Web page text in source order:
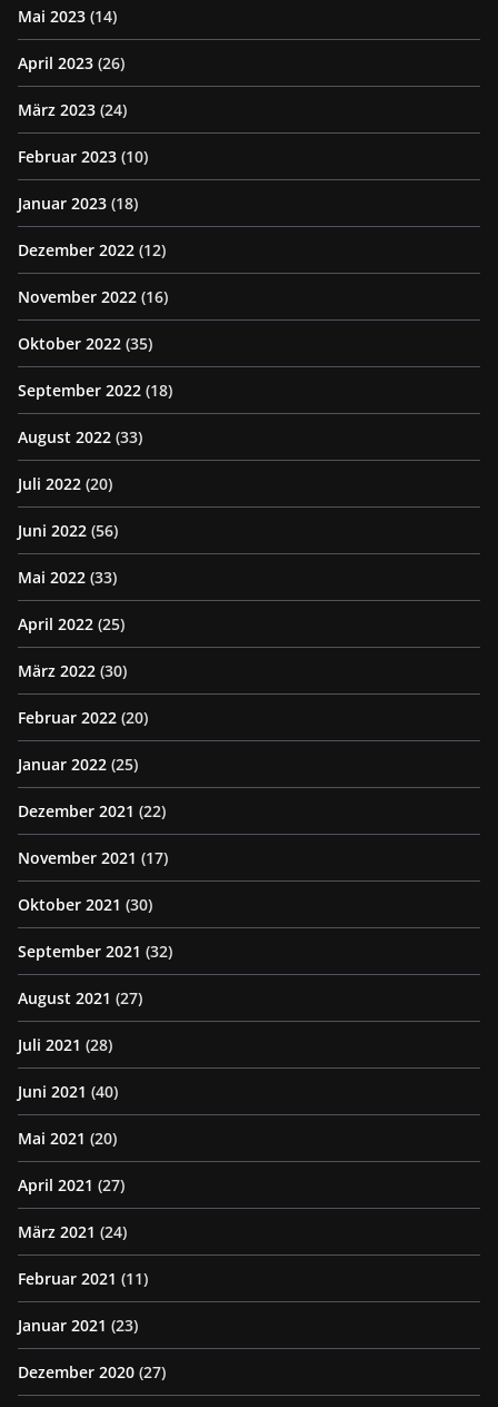
Mai 2023 (14)
April 2023 (26)
März 2023 (24)
Februar 2023 (10)
Januar 2023 (18)
Dezember 2022 (12)
November 2022 (16)
Oktober 2022 (35)
September 2022 (18)
August 2022 (33)
Juli 2022 (20)
Juni 2022 (56)
Mai 2022 (33)
April 2022 (25)
März 2022 (30)
Februar 2022 (20)
Januar 2022 (25)
Dezember 2021 (22)
November 2021 (17)
Oktober 2021 (30)
September 2021 (32)
August 2021 (27)
Juli 2021 (28)
Juni 2021 (40)
Mai 2021 (20)
April 2021 (27)
März 2021 (24)
Februar 2021 (11)
Januar 2021 (23)
Dezember 2020 (27)